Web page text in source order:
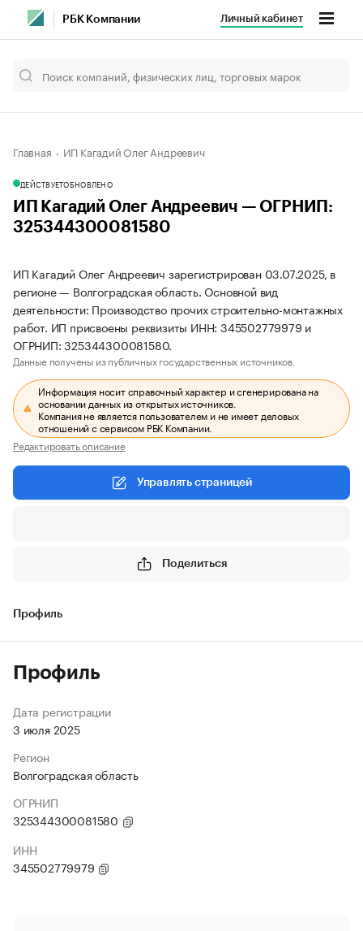
РБК Компании Личный кабинет
Главная ИП Кагадий Олег Андреевич
ДЕЙСТВУЕТОБНОВЛЕНО
ИП Кагадий Олег Андреевич — ОГРНИП:
325344300081580
ИП Кагадий Олег Андреевич зарегистрирован 03.07.2025, в
регионе — Волгоградская область. Основной вид
деятельности: Производство прочих строительно-монтажных
работ. ИП присвоены реквизиты ИНН: 345502779979 и
ОГРНИП: 325344300081580.
Данные получены из публичных государственных источников.
Информация носит справочный характер и сгенерирована на
основании данных из открытых источников.
Компания не является пользователем и не имеет деловых
отношений с сервисом РБК Компании.
Редактировать описание
Управлять страницей
Поделиться
Профиль
Профиль
Дата регистрации
3 июля 2025
Регион
Волгоградская область
ОГРНИП
325344300081580
ИНН
345502779979